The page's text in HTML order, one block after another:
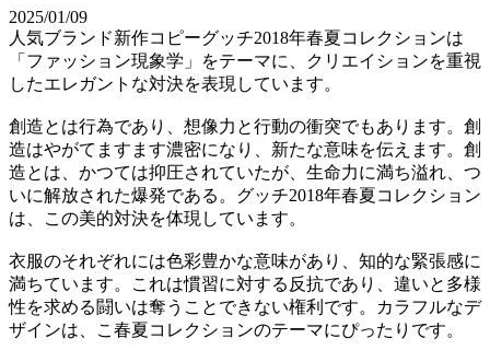
2025/01/09
人気ブランド新作コピーグッチ2018年春夏コレクションは
「ファッション現象学」をテーマに、クリエイションを重視
したエレガントな対決を表現しています。
創造とは行為であり、想像力と行動の衝突でもあります。創
造はやがてますます濃密になり、新たな意味を伝えます。創
造とは、かつては抑圧されていたが、生命力に満ち溢れ、つ
いに解放された爆発である。グッチ2018年春夏コレクション
は、この美的対決を体現しています。
衣服のそれぞれには色彩豊かな意味があり、知的な緊張感に
満ちています。これは慣習に対する反抗であり、違いと多様
性を求める闘いは奪うことできない権利です。カラフルなデ
ザインは、こ春夏コレクションのテーマにぴったりです。